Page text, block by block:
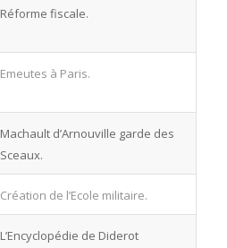
Réforme fiscale.
Emeutes à Paris.
Machault d’Arnouville garde des
Sceaux.
Création de l’Ecole militaire.
L’Encyclopédie de Diderot